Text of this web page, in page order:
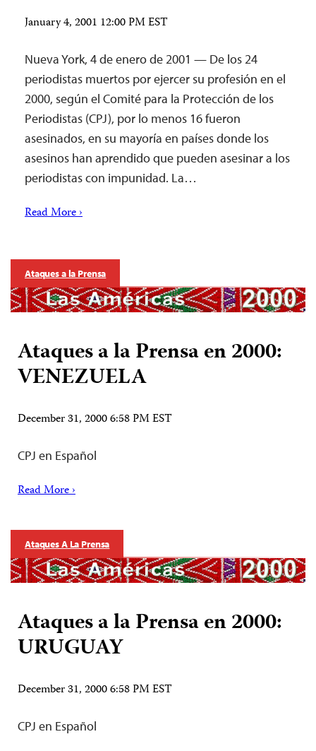
January 4, 2001 12:00 PM EST
Nueva York, 4 de enero de 2001 — De los 24
periodistas muertos por ejercer su profesión en el
2000, según el Comité para la Protección de los
Periodistas (CPJ), por lo menos 16 fueron
asesinados, en su mayoría en países donde los
asesinos han aprendido que pueden asesinar a los
periodistas con impunidad. La…
Read More ›
Ataques a la Prensa
Ataques a la Prensa en 2000:
VENEZUELA
December 31, 2000 6:58 PM EST
CPJ en Español
Read More ›
Ataques A La Prensa
Ataques a la Prensa en 2000:
URUGUAY
December 31, 2000 6:58 PM EST
CPJ en Español